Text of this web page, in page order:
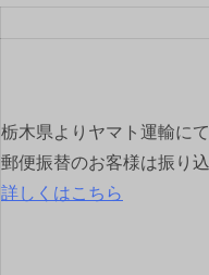
シ
ョ
栃木県よりヤマト運輸に
郵便振替のお客様は振り
詳しくはこちら